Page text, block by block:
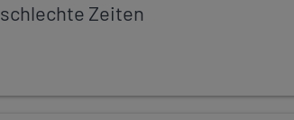
schlechte Zeiten